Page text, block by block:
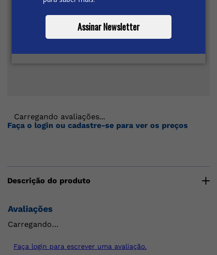
Assinar Newsletter
Carregando avaliações...
Faça o login ou cadastre-se para ver os preços
Descrição do produto
Avaliações
Carregando…
Faça login para escrever uma avaliação.